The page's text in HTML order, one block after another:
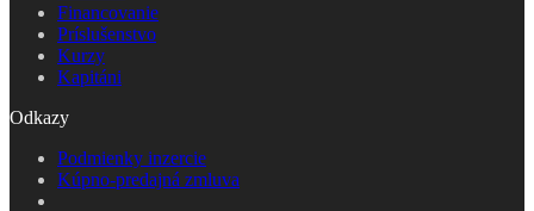
Financovanie
Príslušenstvo
Kurzy
Kapitáni
Odkazy
Podmienky inzercie
Kúpno-predajná zmluva